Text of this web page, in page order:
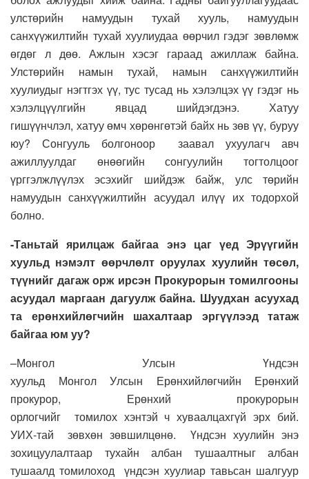
улстөрийн намуудын тухай хууль, намуудын
санхүүжилтийн тухай хуулиудаа өөрчил гэдэг зөвлөмж
өгдөг л дөө. Ажлын хэсэг гараад ажиллаж байна.
Улстөрийн намын тухай, намын санхүүжилтийн
хуулиудыг нэгтгэх үү, тус тусад нь хэлэлцэх үү гэдэг нь
хэлэлцүүлгийн явцад шийдэгдэнэ. Хатуу
гишүүнчлэл, хатуу өмч хөрөнгөтэй байхнь зөв үү, буруу
юу? Сонгууль болгоноор заавал ухуулагч авч
ажиллуулдаг
өнөөгийн сонгуулийн тогтолцоог
үрггэлжлүүлэх эсэхийг шийдэж байж, улс төрийн
намуудын санхүүжилтийн асуудал илүү их тодорхой
болно.
-Таньтай ярилцаж байгаа энэ цаг үед Эрүүгийн
хуульд нэмэлт өөрчлөлт оруулах хуулийн төсөл,
түүнийг дагаж орж ирсэн Прокурорын томилгооны
асуудал маргаан дагуулж байна. Шуудхан асуухад
та ерөнхийлөгчийн шахалтаар эргүүлээд татаж
байгаа юм уу?
–Монгол Улсын Үндсэн
хуульд Монгол Улсын Ерөнхийлөгчийн Ерөнхий
прокурор, Ерөнхий прокурорын
орлогчийг томилох хэнтэй ч хуваалцахгүй эрх бий.
УИХ-тай
зөвхөн зөвшилцөнө. Үндсэн хуулийн энэ
зохицуулалтаар тухайн албан тушаалтныг албан
тушаалд томилоход
үндсэн хуулиар тавьсан шалгуур